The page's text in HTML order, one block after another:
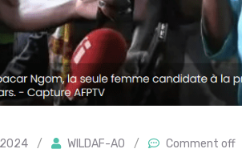
/ WILDAF-AO / Comment off